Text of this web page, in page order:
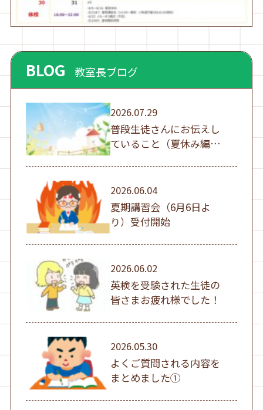
BLOG 教室長ブログ
2026.07.29
普段生徒さんにお伝えし
ていること（夏休み編
①）
2026.06.04
夏期講習会（6月6日よ
り）受付開始
2026.06.02
英検を受験された生徒の
皆さまお疲れ様でした！
2026.05.30
よくご質問される内容を
まとめました①